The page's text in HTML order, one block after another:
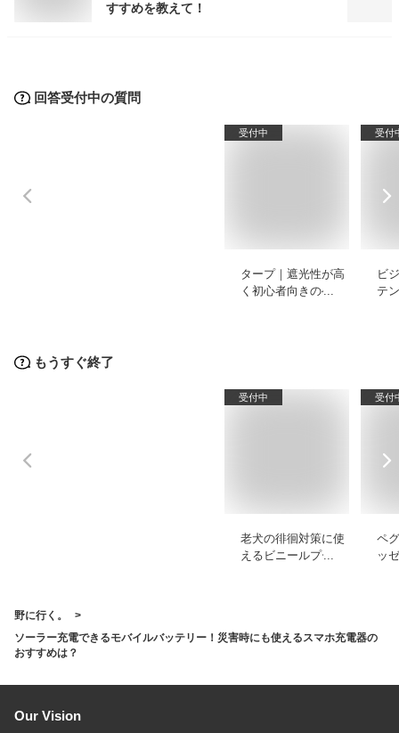
すすめを教えて！
回答受付中の質問
受付中
タープ｜遮光性が高
く初心者向きのヘキ
受付
ビ
テ
もうすぐ終了
受付中
老犬の徘徊対策に使
えるビニールプール
受付
ペ
ッ
野に行く。
ソーラー充電できるモバイルバッテリー！災害時にも使えるスマホ充電器の
おすすめは？
Our Vision